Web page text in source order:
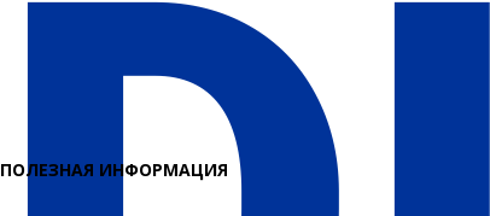
ПОЛЕЗНАЯ ИНФОРМАЦИЯ